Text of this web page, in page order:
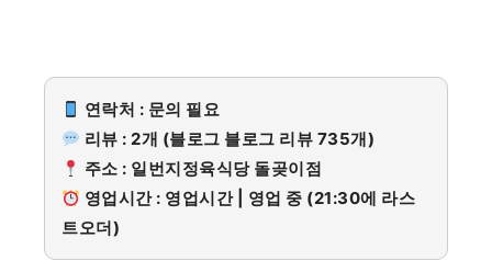
연락처 : 문의 필요
리뷰 : 2개 (블로그 블로그 리뷰 735개)
주소 : 일번지정육식당 돌곶이점
영업시간 : 영업시간 | 영업 중 (21:30에 라스
트오더)